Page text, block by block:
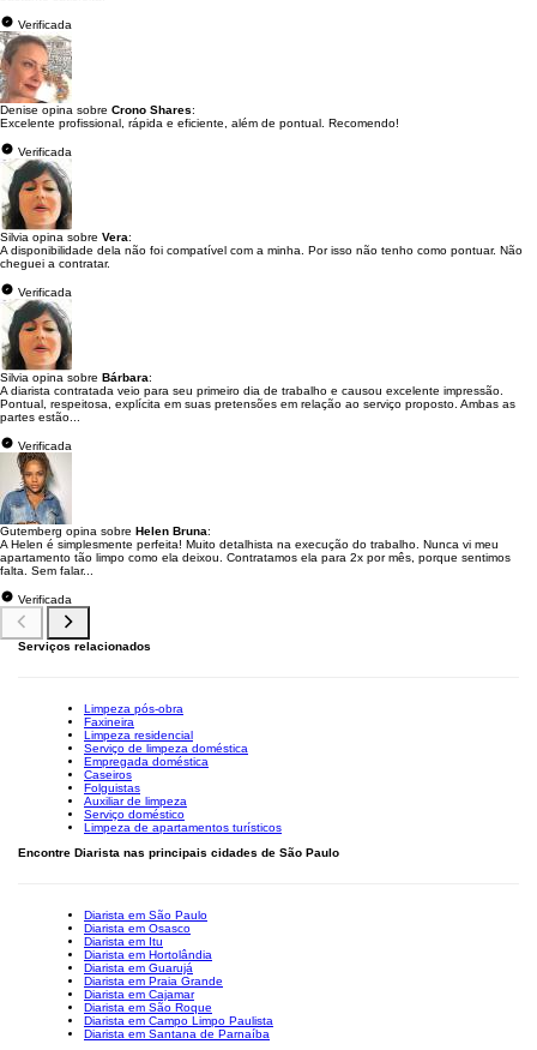
Verificada
Denise opina sobre Crono Shares:
Excelente profissional, rápida e eficiente, além de pontual. Recomendo!
Verificada
Silvia opina sobre Vera:
A disponibilidade dela não foi compatível com a minha. Por isso não tenho como pontuar. Não
cheguei a contratar.
Verificada
Silvia opina sobre Bárbara:
A diarista contratada veio para seu primeiro dia de trabalho e causou excelente impressão.
Pontual, respeitosa, explícita em suas pretensões em relação ao serviço proposto. Ambas as
partes estão...
Verificada
Gutemberg opina sobre Helen Bruna:
A Helen é simplesmente perfeita! Muito detalhista na execução do trabalho. Nunca vi meu
apartamento tão limpo como ela deixou. Contratamos ela para 2x por mês, porque sentimos
falta. Sem falar...
Verificada
Serviços relacionados
Limpeza pós-obra
Faxineira
Limpeza residencial
Serviço de limpeza doméstica
Empregada doméstica
Caseiros
Folguistas
Auxiliar de limpeza
Serviço doméstico
Limpeza de apartamentos turísticos
Encontre Diarista nas principais cidades de São Paulo
Diarista em São Paulo
Diarista em Osasco
Diarista em Itu
Diarista em Hortolândia
Diarista em Guarujá
Diarista em Praia Grande
Diarista em Cajamar
Diarista em São Roque
Diarista em Campo Limpo Paulista
Diarista em Santana de Parnaíba